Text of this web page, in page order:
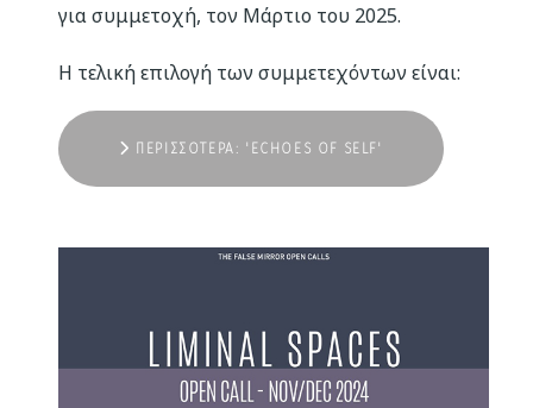
για συμμετοχή, τον Μάρτιο του 2025.
Η τελική επιλογή των συμμετεχόντων είναι:
ΠΕΡΙΣΣΌΤΕΡΑ: 'ECHOES OF SELF'